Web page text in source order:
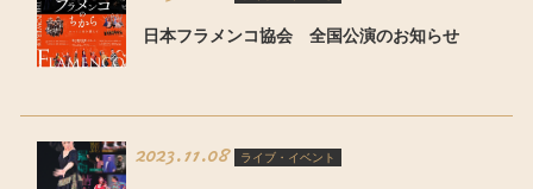
日本フラメンコ協会 全国公演のお知らせ
2023.11.08 ライブ・イベント